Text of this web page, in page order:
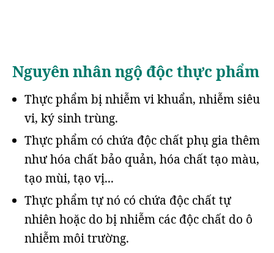
Nguyên nhân ngộ độc thực phẩm
Thực phẩm bị nhiễm vi khuẩn, nhiễm siêu
vi, ký sinh trùng.
Thực phẩm có chứa độc chất phụ gia thêm
như hóa chất bảo quản, hóa chất tạo màu,
tạo mùi, tạo vị...
Thực phẩm tự nó có chứa độc chất tự
nhiên hoặc do bị nhiễm các độc chất do ô
nhiễm môi trường.